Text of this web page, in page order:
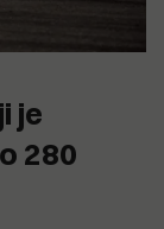
je
280